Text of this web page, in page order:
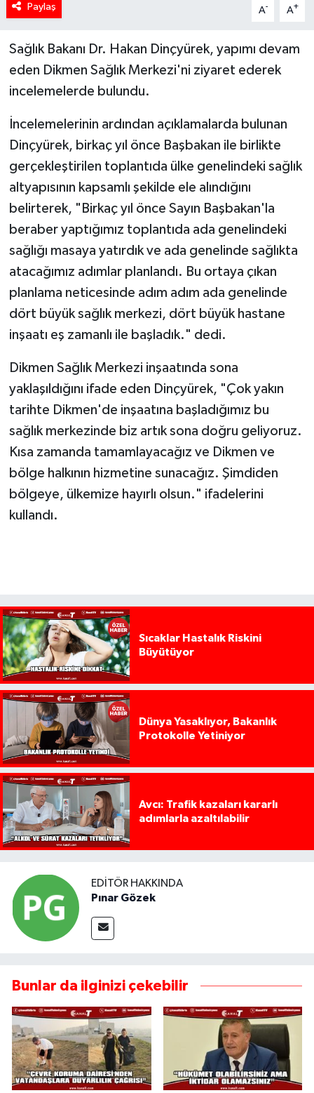
Paylaş A- A+
Sağlık Bakanı Dr. Hakan Dinçyürek, yapımı devam
eden Dikmen Sağlık Merkezi'ni ziyaret ederek
incelemelerde bulundu.
İncelemelerinin ardından açıklamalarda bulunan
Dinçyürek, birkaç yıl önce Başbakan ile birlikte
gerçekleştirilen toplantıda ülke genelindeki sağlık
altyapısının kapsamlı şekilde ele alındığını
belirterek, "Birkaç yıl önce Sayın Başbakan'la
beraber yaptığımız toplantıda ada genelindeki
sağlığı masaya yatırdık ve ada genelinde sağlıkta
atacağımız adımlar planlandı. Bu ortaya çıkan
planlama neticesinde adım adım ada genelinde
dört büyük sağlık merkezi, dört büyük hastane
inşaatı eş zamanlı ile başladık." dedi.
Dikmen Sağlık Merkezi inşaatında sona
yaklaşıldığını ifade eden Dinçyürek, "Çok yakın
tarihte Dikmen'de inşaatına başladığımız bu
sağlık merkezinde biz artık sona doğru geliyoruz.
Kısa zamanda tamamlayacağız ve Dikmen ve
bölge halkının hizmetine sunacağız. Şimdiden
bölgeye, ülkemize hayırlı olsun." ifadelerini
kullandı.
Sıcaklar Hastalık Riskini
Büyütüyor
Dünya Yasaklıyor, Bakanlık
Protokolle Yetiniyor
Avcı: Trafik kazaları kararlı
adımlarla azaltılabilir
EDITÖR HAKKINDA
Pınar Gözek
Bunlar da ilginizi çekebilir